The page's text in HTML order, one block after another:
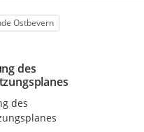
Ostbevern
des
des